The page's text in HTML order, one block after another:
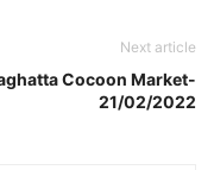
Next article
Cocoon Market-
21/02/2022